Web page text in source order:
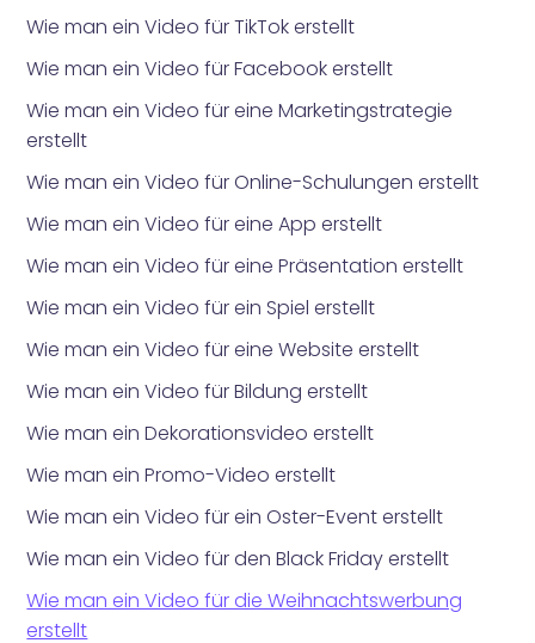
Wie man ein Video für TikTok erstellt
Wie man ein Video für Facebook erstellt
Wie man ein Video für eine Marketingstrategie
erstellt
Wie man ein Video für Online-Schulungen erstellt
Wie man ein Video für eine App erstellt
Wie man ein Video für eine Präsentation erstellt
Wie man ein Video für ein Spiel erstellt
Wie man ein Video für eine Website erstellt
Wie man ein Video für Bildung erstellt
Wie man ein Dekorationsvideo erstellt
Wie man ein Promo-Video erstellt
Wie man ein Video für ein Oster-Event erstellt
Wie man ein Video für den Black Friday erstellt
Wie man ein Video für die Weihnachtswerbung
erstellt